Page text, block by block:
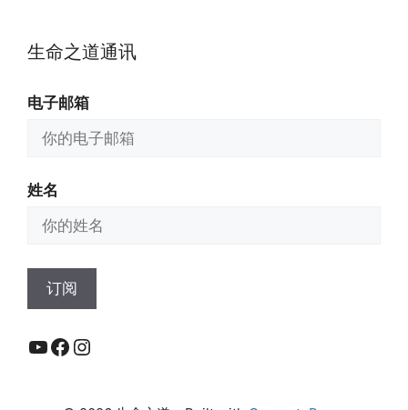
生命之道通讯
电子邮箱
姓名
YouTube
Facebook
Instagram